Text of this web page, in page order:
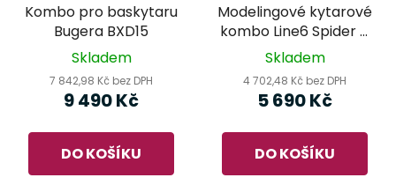
Kombo pro baskytaru
Bugera BXD15
Skladem
7 842,98 Kč bez DPH
9 490 Kč
DO KOŠÍKU
Modelingové kytarové
kombo Line6 Spider V
30 MkII
Skladem
4 702,48 Kč bez DPH
5 690 Kč
DO KOŠÍKU